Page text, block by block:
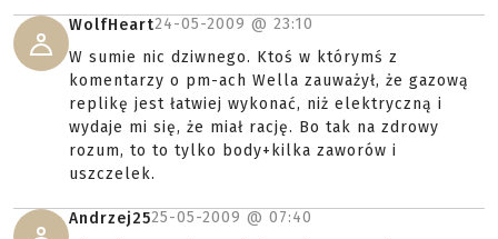
WolfHeart24-05-2009 @ 23:10
W sumie nic dziwnego. Ktoś w którymś z
komentarzy o pm-ach Wella zauważył, że gazową
replikę jest łatwiej wykonać, niż elektryczną i
wydaje mi się, że miał rację. Bo tak na zdrowy
rozum, to to tylko body+kilka zaworów i
uszczelek.
Andrzej2525-05-2009 @ 07:40